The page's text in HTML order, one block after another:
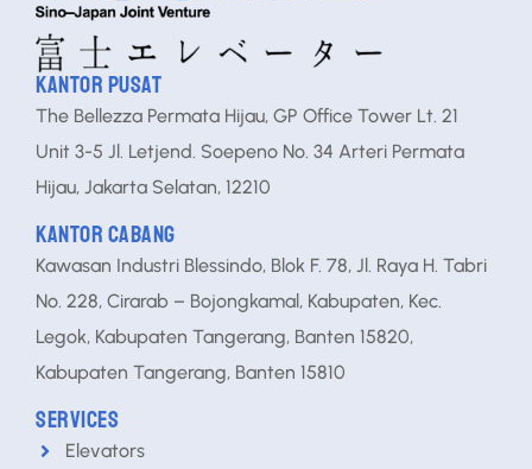
KANTOR PUSAT
The Bellezza Permata Hijau, GP Office Tower Lt. 21
Unit 3-5 Jl. Letjend. Soepeno No. 34 Arteri Permata
Hijau, Jakarta Selatan, 12210
KANTOR CABANG
Kawasan Industri Blessindo, Blok F. 78, Jl. Raya H. Tabri
No. 228, Cirarab – Bojongkamal, Kabupaten, Kec.
Legok, Kabupaten Tangerang, Banten 15820,
Kabupaten Tangerang, Banten 15810
SERVICES
Elevators